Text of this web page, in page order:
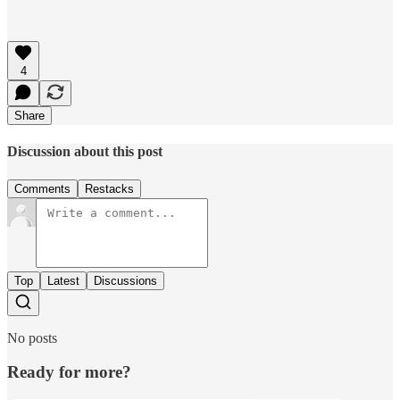
4
Share
Discussion about this post
Comments Restacks
Top Latest Discussions
No posts
Ready for more?